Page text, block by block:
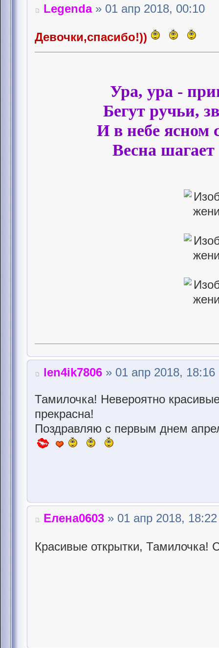
Legenda» 01 апр 2018, 00:10
Девочки,спасибо!))
Ура, ура -
Бегут ручьи,
И в небе ясном
Весна
len4ik7806 » 01 апр 2018, 18:16
Тамилочка! Невероятно
прекрасна!
Поздравляю с первым днем
Елена0603 » 01 апр 2018, 18:22
Красивые открытки, Тамилочка!